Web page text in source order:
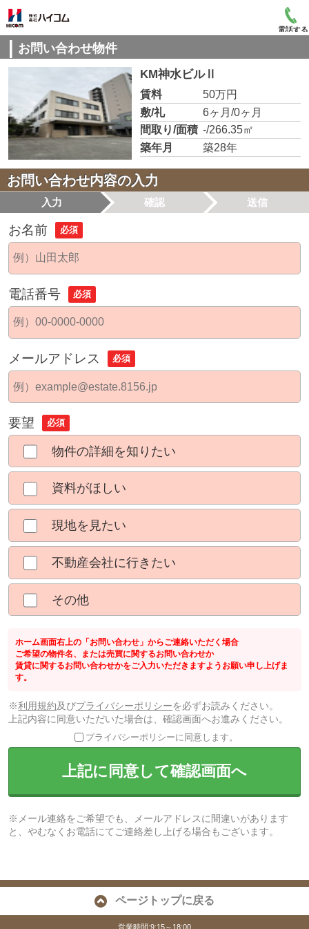
電話する
お問い合わせ物件
KM神水ビルⅡ
賃料
50万円
敷/礼
6ヶ月/0ヶ月
間取り/面積 -/266.35㎡
築年月
築28年
お問い合わせ内容の入力
入力 確認 送信
お名前 必須
電話番号 必須
メールアドレス 必須
要望 必須
物件の詳細を知りたい
資料がほしい
現地を見たい
不動産会社に行きたい
その他
ホーム画面右上の「お問い合わせ」からご連絡いただく場合
ご希望の物件名、または売買に関するお問い合わせか
賃貸に関するお問い合わせかをご入力いただきますようお願い申し上げま
す。
※利用規約及びプライバシーポリシーを必ずお読みください。
上記内容に同意いただいた場合は、確認画面へお進みください。
プライバシーポリシーに同意します。
上記に同意して確認画面へ
※メール連絡をご希望でも、メールアドレスに間違いがあります
と、やむなくお電話にてご連絡差し上げる場合もございます。
ページトップに戻る
営業時間:9:15～18:00